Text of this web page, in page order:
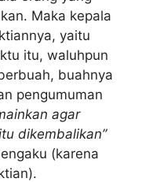
Maka kepala
yaitu
itu, waluhpun
buahnya
pengumuman
agar
dikembalikan”
(karena